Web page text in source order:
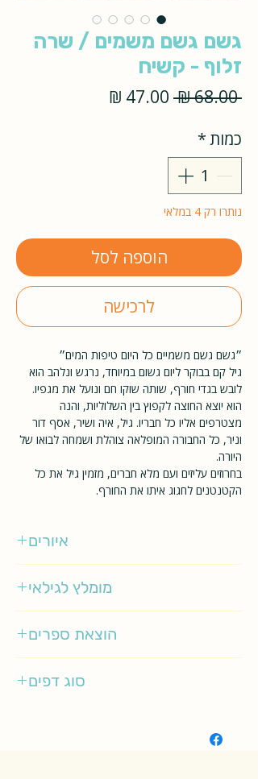
גשם גשם משמים / שרה
זלוף - קשיח
‏68.00 ‏₪
מחיר
כמות*
נותרו רק 4 במלאי
הוספה לסל
לרכישה
״גשם גשם משמיים כל היום טיפות המים״
גיל קם בבוקר ליום גשום במיוחד, נרגש ונלהב הוא
לובש בגדי חורף, שותה שוקו חם ונועל את מגפיו.
הוא יוצא החוצה לקפוץ בין השלוליות, והנה
מצטרפים אליו כל חבריו. גיל, איה ושיר, אסף דור
וניר, כל החבורה המופלאה צוהלת ושמחה לבואו של
היורה.
בחרוזים עליזים ועם מלא חברים, מזמין גיל את כל
הקטנטנים לחגוג איתו את החורף.
איורים
מומלץ לגילאי
הוצאת ספרים
סוג דפים